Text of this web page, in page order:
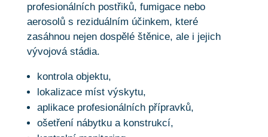
profesionálních postřiků, fumigace nebo
aerosolů s reziduálním účinkem, které
zasáhnou nejen dospělé štěnice, ale i jejich
vývojová stádia.
kontrola objektu,
lokalizace míst výskytu,
aplikace profesionálních přípravků,
ošetření nábytku a konstrukcí,